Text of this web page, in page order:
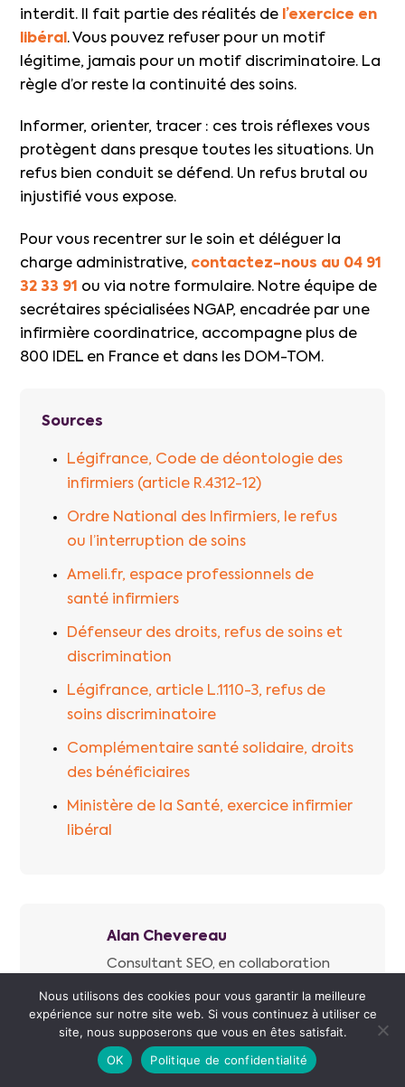
interdit. Il fait partie des réalités de l’exercice en
libéral . Vous pouvez refuser pour un motif
légitime, jamais pour un motif discriminatoire. La
règle d’or reste la continuité des soins.
Informer, orienter, tracer : ces trois réflexes vous
protègent dans presque toutes les situations. Un
refus bien conduit se défend. Un refus brutal ou
injustifié vous expose.
Pour vous recentrer sur le soin et déléguer la
charge administrative, contactez-nous au 04 91
32 33 91 ou via notre formulaire. Notre équipe de
secrétaires spécialisées NGAP, encadrée par une
infirmière coordinatrice, accompagne plus de
800 IDEL en France et dans les DOM-TOM.
Sources
Légifrance, Code de déontologie des
infirmiers (article R.4312-12)
Ordre National des Infirmiers, le refus
ou l’interruption de soins
Ameli.fr, espace professionnels de
santé infirmiers
Défenseur des droits, refus de soins et
discrimination
Légifrance, article L.1110-3, refus de
soins discriminatoire
Complémentaire santé solidaire, droits
des bénéficiaires
Ministère de la Santé, exercice infirmier
libéral
Alan Chevereau
Consultant SEO, en collaboration
Je rédige les contenus de
Transmedical sur l’exercice libéral
infirmier. Ce guide s’appuie sur les
Nous utilisons des cookies pour vous garantir la meilleure
expérience sur notre site web. Si vous continuez à utiliser ce
site, nous supposerons que vous en êtes satisfait.
OK
Politique de confidentialité